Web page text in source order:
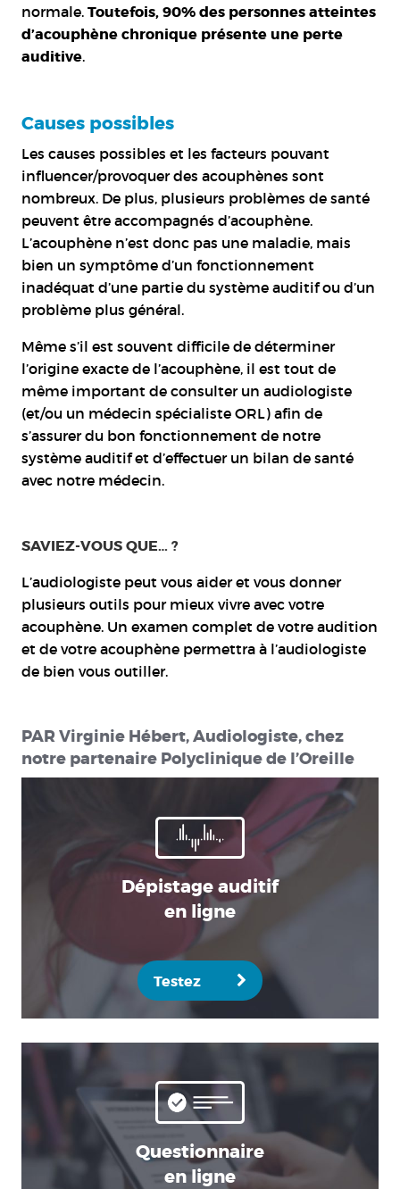
normale. Toutefois, 90% des personnes atteintes
d’acouphène chronique présente une perte
auditive.
Causes possibles
Les causes possibles et les facteurs pouvant
influencer/provoquer des acouphènes sont
nombreux. De plus, plusieurs problèmes de santé
peuvent être accompagnés d’acouphène.
L’acouphène n’est donc pas une maladie, mais
bien un symptôme d’un fonctionnement
inadéquat d’une partie du système auditif ou d’un
problème plus général.
Même s’il est souvent difficile de déterminer
l’origine exacte de l’acouphène, il est tout de
même important de consulter un audiologiste
(et/ou un médecin spécialiste ORL) afin de
s’assurer du bon fonctionnement de notre
système auditif et d’effectuer un bilan de santé
avec notre médecin.
SAVIEZ-VOUS QUE… ?
L’audiologiste peut vous aider et vous donner
plusieurs outils pour mieux vivre avec votre
acouphène. Un examen complet de votre audition
et de votre acouphène permettra à l’audiologiste
de bien vous outiller.
PAR Virginie Hébert, Audiologiste, chez
notre partenaire Polyclinique de l’Oreille
Dépistage auditif
en ligne
Testez
Questionnaire
en ligne